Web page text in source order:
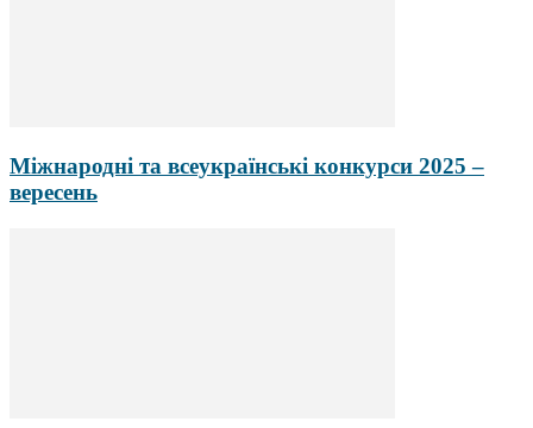
Міжнародні та всеукраїнські конкурси 2025 –
вересень